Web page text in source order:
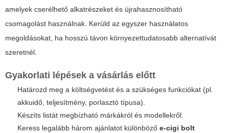
amelyek cserélhető alkatrészeket és újrahasznosítható
csomagolást használnak. Kerüld az egyszer használatos
megoldásokat, ha hosszú távon környezettudatosabb alternatívát
szeretnél.
Gyakorlati lépések a vásárlás előtt
Határozd meg a költségvetést és a szükséges funkciókat (pl.
akkuidő, teljesítmény, porlasztó típusa).
Készíts listát megbízható márkákról és modellekről.
Keress legalább három ajánlatot különböző e-cigi bolt